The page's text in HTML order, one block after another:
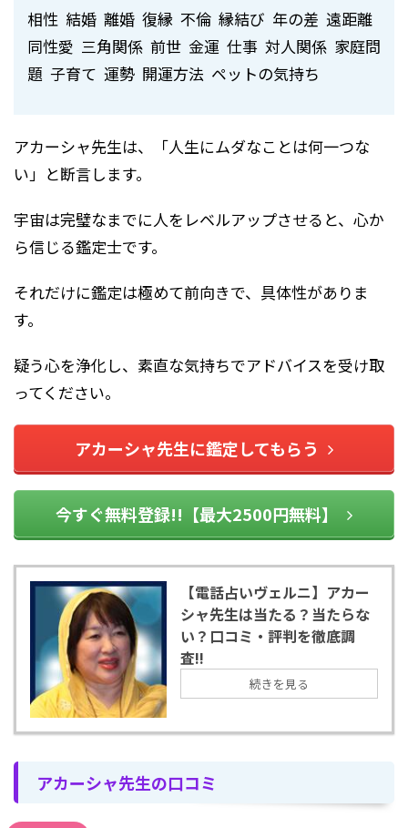
相性 結婚 離婚 復縁 不倫 縁結び 年の差 遠距離
同性愛 三角関係 前世 金運 仕事 対人関係 家庭問
題 子育て 運勢 開運方法 ペットの気持ち
アカーシャ先生は、「人生にムダなことは何一つな
い」と断言します。
宇宙は完璧なまでに人をレベルアップさせると、心か
ら信じる鑑定士です。
それだけに鑑定は極めて前向きで、具体性がありま
す。
疑う心を浄化し、素直な気持ちでアドバイスを受け取
ってください。
アカーシャ先生に鑑定してもらう
今すぐ無料登録!!【最大2500円無料】
【電話占いヴェルニ】アカー
シャ先生は当たる？当たらな
い？口コミ・評判を徹底調
査!!
続きを見る
アカーシャ先生の口コミ